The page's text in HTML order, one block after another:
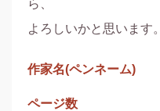
ら、
よろしいかと思います。
作家名(ペンネーム)
ページ数